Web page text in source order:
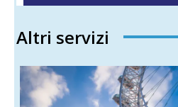
Altri servizi